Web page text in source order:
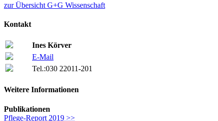
zur Übersicht G+G Wissenschaft
Kontakt
Ines Körver
E-Mail
Tel.:030 22011-201
Weitere Informationen
Publikationen
Pflege-Report 2019 >>